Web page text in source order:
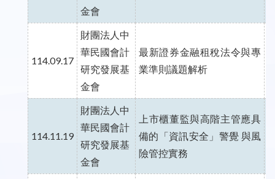
金會
114.09.17
財團法人中
華民國會計
研究發展基
金會
最新證券金融租稅法令與專
業準則議題解析
114.11.19
財團法人中
華民國會計
研究發展基
金會
上市櫃董監與高階主管應具
備的「資訊安全」警覺 與風
險管控實務